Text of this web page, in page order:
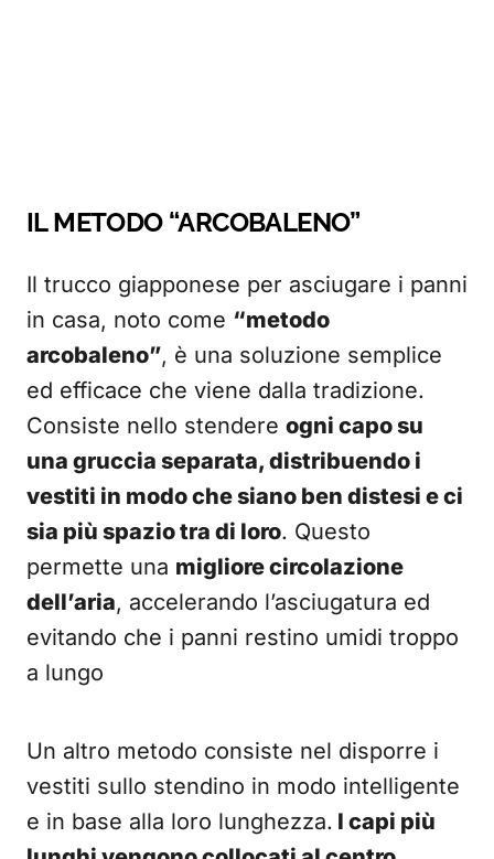
IL METODO “ARCOBALENO”
Il trucco giapponese per asciugare i panni
in casa, noto come “metodo
arcobaleno”, è una soluzione semplice
ed efficace che viene dalla tradizione.
Consiste nello stendere ogni capo su
una gruccia separata, distribuendo i
vestiti in modo che siano ben distesi e ci
sia più spazio tra di loro. Questo
permette una migliore circolazione
dell’aria, accelerando l’asciugatura ed
evitando che i panni restino umidi troppo
a lungo
Un altro metodo consiste nel disporre i
vestiti sullo stendino in modo intelligente
e in base alla loro lunghezza. I capi più